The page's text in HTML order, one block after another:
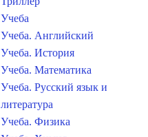
Учеба
Учеба. Английский
Учеба. История
Учеба. Математика
Учеба. Русский язык и
литература
Учеба. Физика